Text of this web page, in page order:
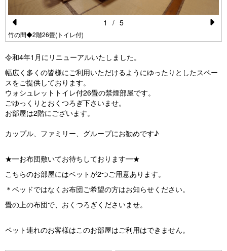
Pr
e
vi
o
u
s
竹の間◆2階26畳(トイレ付)
1 / 5
令和4年1月にリニューアルいたしました。
幅広く多くの皆様にご利用いただけるようにゆったりとしたスペー
スをご提供しております。
ウォシュレットトイレ付26畳の禁煙部屋です。
ごゆっくりとおくつろぎ下さいませ。
お部屋は2階にございます。
カップル、ファミリー、グループにお勧めです♪
★━お布団敷いてお待ちしております━★
こちらのお部屋にはベットが2つご用意あります。
＊ベッドではなくお布団ご希望の方はお知らせください。
畳の上の布団で、おくつろぎくださいませ。
ペット連れのお客様はこのお部屋はご利用はできません。